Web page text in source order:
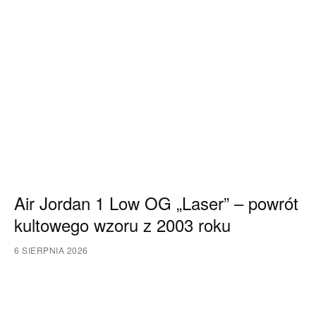
Air Jordan 1 Low OG „Laser” – powrót
kultowego wzoru z 2003 roku
6 SIERPNIA 2026